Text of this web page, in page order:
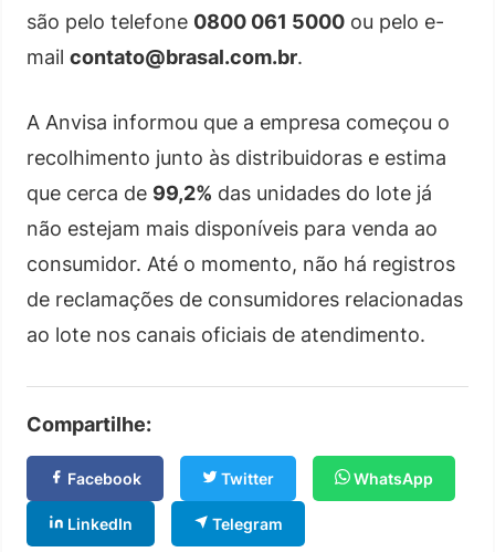
são pelo telefone 0800 061 5000 ou pelo e-
mail contato@brasal.com.br.
A Anvisa informou que a empresa começou o
recolhimento junto às distribuidoras e estima
que cerca de 99,2% das unidades do lote já
não estejam mais disponíveis para venda ao
consumidor. Até o momento, não há registros
de reclamações de consumidores relacionadas
ao lote nos canais oficiais de atendimento.
Compartilhe:
Facebook Twitter WhatsApp
LinkedIn Telegram